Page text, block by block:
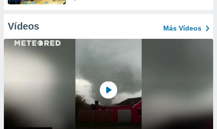
Vídeos Más Vídeos